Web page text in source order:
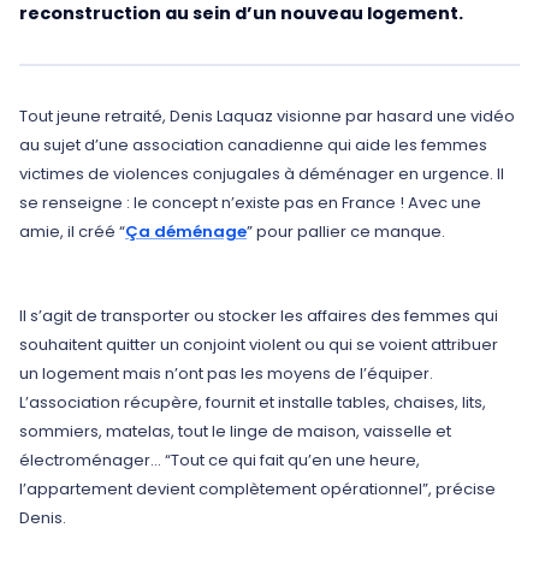
reconstruction au sein d’un nouveau logement.
Tout jeune retraité, Denis Laquaz visionne par hasard une vidéo
au sujet d’une association canadienne qui aide les femmes
victimes de violences conjugales à déménager en urgence. Il
se renseigne : le concept n’existe pas en France ! Avec une
amie, il créé “Ça déménage” pour pallier ce manque.
Il s’agit de transporter ou stocker les affaires des femmes qui
souhaitent quitter un conjoint violent ou qui se voient attribuer
un logement mais n’ont pas les moyens de l’équiper.
L’association récupère, fournit et installe tables, chaises, lits,
sommiers, matelas, tout le linge de maison, vaisselle et
électroménager… “Tout ce qui fait qu’en une heure,
l’appartement devient complètement opérationnel”, précise
Denis.